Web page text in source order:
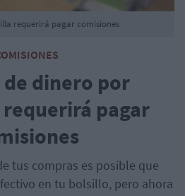
dinero por
pagar
tus compras es posible que
en tu bolsillo, pero ahora
requerirá pagar comisiones